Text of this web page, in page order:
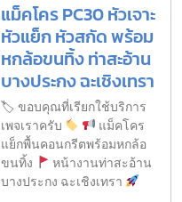
แม็คโคร PC30 หัวเจาะ
หัวแย็ก หัวสกัด พร้อม
หกล้อขนทิ้ง ท่าสะอ้าน
บางประกง ฉะเชิงเทรา
🏷 ขอบคุณที่เรียกใช้บริการ
เพจเราครับ
แม็คโคร
แย็กพื้นคอนกรีตพร้อมหกล้อ
ขนทิ้ง
หน้างานท่าสะอ้าน
บางประกง ฉะเชิงเทรา